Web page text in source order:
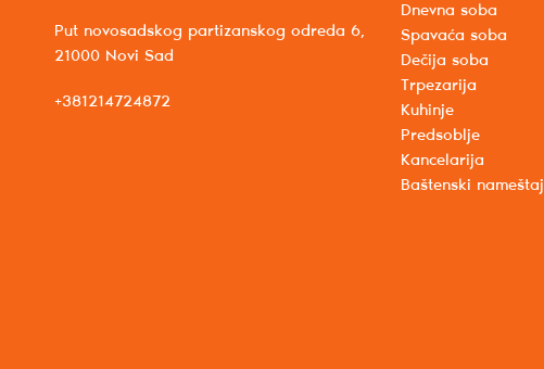
Put novosadskog partizanskog odreda 6,
21000 Novi Sad
+381214724872
Dnevna soba
Spavaća soba
Dečija soba
Trpezarija
Kuhinje
Predsoblje
Kancelarija
Baštenski nameštaj